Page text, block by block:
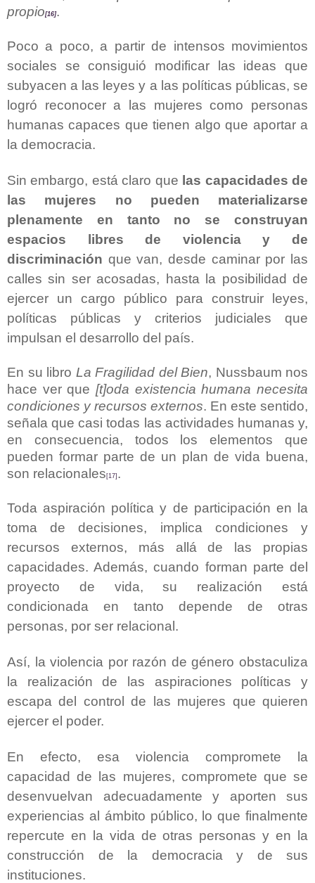
propio[16].
Poco a poco, a partir de intensos movimientos
sociales se consiguió modificar las ideas que
subyacen a las leyes y a las políticas públicas, se
logró reconocer a las mujeres como personas
humanas capaces que tienen algo que aportar a
la democracia.
Sin embargo, está claro que las capacidades de
las mujeres no pueden materializarse
plenamente en tanto no se construyan
espacios libres de violencia y de
discriminación que van, desde caminar por las
calles sin ser acosadas, hasta la posibilidad de
ejercer un cargo público para construir leyes,
políticas públicas y criterios judiciales que
impulsan el desarrollo del país.
En su libro La Fragilidad del Bien, Nussbaum nos
hace ver que [t]oda existencia humana necesita
condiciones y recursos externos. En este sentido,
señala que casi todas las actividades humanas y,
en consecuencia, todos los elementos que
pueden formar parte de un plan de vida buena,
son relacionales [17] .
Toda aspiración política y de participación en la
toma de decisiones, implica condiciones y
recursos externos, más allá de las propias
capacidades. Además, cuando forman parte del
proyecto de vida, su realización está
condicionada en tanto depende de otras
personas, por ser relacional.
Así, la violencia por razón de género obstaculiza
la realización de las aspiraciones políticas y
escapa del control de las mujeres que quieren
ejercer el poder.
En efecto, esa violencia compromete la
capacidad de las mujeres, compromete que se
desenvuelvan adecuadamente y aporten sus
experiencias al ámbito público, lo que finalmente
repercute en la vida de otras personas y en la
construcción de la democracia y de sus
instituciones.